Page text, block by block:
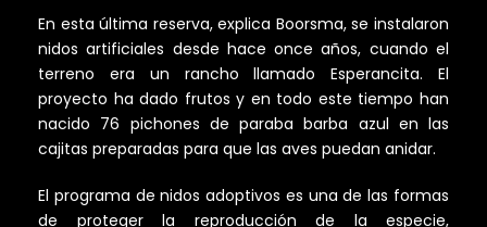
En esta última reserva, explica Boorsma, se instalaron
nidos artificiales desde hace once años, cuando el
terreno era un rancho llamado Esperancita. El
proyecto ha dado frutos y en todo este tiempo han
nacido 76 pichones de paraba barba azul en las
cajitas preparadas para que las aves puedan anidar.
El programa de nidos adoptivos es una de las formas
de proteger la reproducción de la especie,